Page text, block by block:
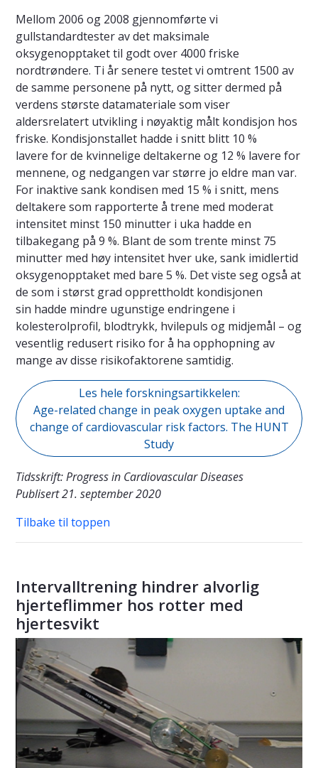
Mellom 2006 og 2008 gjennomførte vi
gullstandardtester av det maksimale
oksygenopptaket til godt over 4000 friske
nordtrøndere. Ti år senere testet vi omtrent 1500 av
de samme personene på nytt, og sitter dermed på
verdens største datamateriale som viser
aldersrelatert utvikling i nøyaktig målt kondisjon hos
friske. Kondisjonstallet hadde i snitt blitt 10 %
lavere for de kvinnelige deltakerne og 12 % lavere for
mennene, og nedgangen var større jo eldre man var.
For inaktive sank kondisen med 15 % i snitt, mens
deltakere som rapporterte å trene med moderat
intensitet minst 150 minutter i uka hadde en
tilbakegang på 9 %. Blant de som trente minst 75
minutter med høy intensitet hver uke, sank imidlertid
oksygenopptaket med bare 5 %. Det viste seg også at
de som i størst grad opprettholdt kondisjonen
sin hadde mindre ugunstige endringene i
kolesterolprofil, blodtrykk, hvilepuls og midjemål – og
vesentlig redusert risiko for å ha opphopning av
mange av disse risikofaktorene samtidig.
Les hele forskningsartikkelen:
Age-related change in peak oxygen uptake and
change of cardiovascular risk factors. The HUNT
Study
Tidsskrift: Progress in Cardiovascular Diseases
Publisert 21. september 2020
Tilbake til toppen
Intervalltrening hindrer alvorlig
hjerteflimmer hos rotter med
hjertesvikt